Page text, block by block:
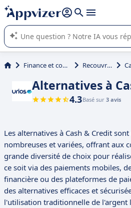
répondre (plusieurs lignes avec
L'IA de Appvizer vous guide dans
logiciel SaaS en entreprise.
Finance et comptabilité Recouvrement
Alternatives à
4.3Basé sur 3 avis
Les alternatives à Cash & Credit
nombreuses et variées, offrant aux
grande diversité de choix pour
ce soit via des paiements mobiles,
financière ou des plateformes de
des alternatives efficaces et
l'utilisation traditionnelle de l'argent